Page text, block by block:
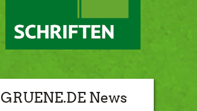
GRUENE.DE News